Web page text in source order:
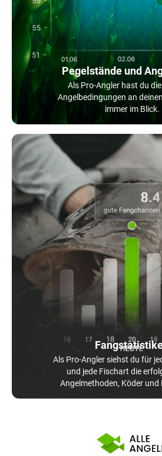
Pegelstände und
Als Pro-Angler hast du
Angelbedingungen an
immer im Blick.
Als Pro-Angler siehst du für
und jede Fischart die
Angelmethoden, Köder und